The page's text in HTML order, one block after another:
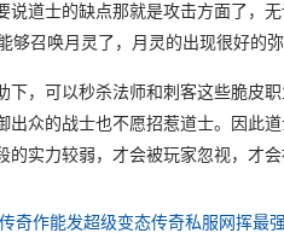
说道士的缺点那就是攻击方面了，
够召唤月灵了，月灵的出现很好的
下，可以秒杀法师和刺客这些脆皮
出众的战士也不愿招惹道士。因此
的实力较弱，才会被玩家忽视，才
奇作能发超级变态传奇私服网挥最